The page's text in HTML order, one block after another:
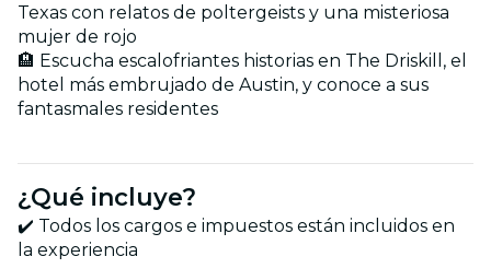
Texas con relatos de poltergeists y una misteriosa
mujer de rojo
🏨 Escucha escalofriantes historias en The Driskill, el
hotel más embrujado de Austin, y conoce a sus
fantasmales residentes
¿Qué incluye?
✔️ Todos los cargos e impuestos están incluidos en
la experiencia